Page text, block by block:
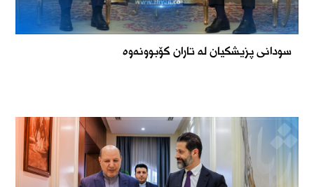
سودانی پزیشکیان لە تاران کۆبوونەوە